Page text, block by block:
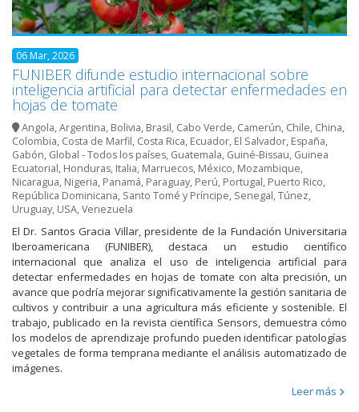
06 Mar, 2026
FUNIBER difunde estudio internacional sobre
inteligencia artificial para detectar enfermedades en
hojas de tomate
Angola,Argentina, Bolivia, Brasil, Cabo Verde, Camerún, Chile, China,
Colombia, Costa de Marfil, Costa Rica, Ecuador, El Salvador, España,
Gabón, Global - Todos los países, Guatemala, Guiné-Bissau, Guinea
Ecuatorial, Honduras, Italia, Marruecos, México, Mozambique,
Nicaragua, Nigeria, Panamá, Paraguay, Perú, Portugal, Puerto Rico,
República Dominicana, Santo Tomé y Príncipe, Senegal,Túnez,
Uruguay, USA,Venezuela
El Dr. Santos Gracia Villar, presidente de la Fundación Universitaria
Iberoamericana (FUNIBER), destaca un estudio científico
internacional que analiza el uso de inteligencia artificial para
detectar enfermedades en hojas de tomate con alta precisión, un
avance que podría mejorar significativamente la gestión sanitaria de
cultivos y contribuir a una agricultura más eficiente y sostenible. El
trabajo, publicado en la revista científica Sensors, demuestra cómo
los modelos de aprendizaje profundo pueden identificar patologías
vegetales de forma temprana mediante el análisis automatizado de
imágenes.
Leer más